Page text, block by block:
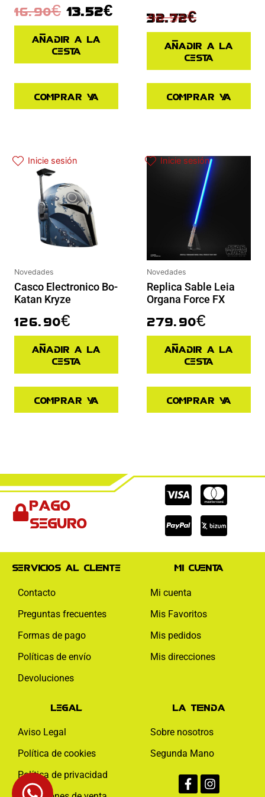
16.90€ 13.52€
Añadir a la
cesta
Comprar ya
40.90€
32.72€
Añadir a la
cesta
Comprar ya
Inicie sesión
Novedades
Casco Electronico Bo-
Katan Kryze
126.90€
Añadir a la
cesta
Comprar ya
Inicie sesión
Novedades
Replica Sable Leia
Organa Force FX
279.90€
Añadir a la
cesta
Comprar ya
Pago
seguro
Cc-
visa
Cc-
Cc-
paypal
Servicios al cliente
Contacto
Preguntas frecuentes
Formas de pago
Políticas de envío
Devoluciones
Mi cuenta
Mi cuenta
Mis Favoritos
Mis pedidos
Mis direcciones
Legal
Aviso Legal
Política de cookies
Política de privacidad
La tienda
Sobre nosotros
Segunda Mano
f